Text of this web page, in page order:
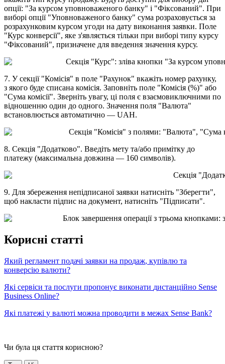
опції: "За курсом уповноваженого банку" і "Фіксований". При
виборі опції "Уповноваженого банку" сума розраховується за
розрахунковим курсом угоди на дату виконання заявки. Поле
"Курс конверсії", яке з'являється тільки при виборі типу курсу
"Фіксований", призначене для введення значення курсу.
7. У секції "Комісія" в поле "Рахунок" вкажіть номер рахунку,
з якого буде списана комісія. Заповніть поле "Комісія (%)" або
"Сума комісії". Зверніть увагу, ці поля є взаємовиключними по
відношенню один до одного. Значення поля "Валюта"
встановлюється автоматично — UAH.
8. Секція "Додатково". Введіть мету та/або примітку до
платежу (максимальна довжина — 160 символів).
9. Для збереження непідписаної заявки натисніть "Зберегти",
щоб накласти підпис на документ, натисніть "Підписати".
Корисні статті
Який регламент подачі заявки на продаж, купівлю та
конверсію валюти?
Які сервіси та послуги пропонує виконати дистанційно Sense
Business Online?
Які платежі у валюті можна проводити в межах Sense Bank?
Чи була ця стаття корисною?